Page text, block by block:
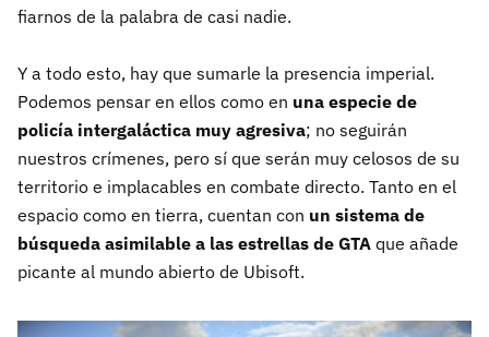
fiarnos de la palabra de casi nadie.
Y a todo esto, hay que sumarle la presencia imperial.
Podemos pensar en ellos como en una especie de
policía intergaláctica muy agresiva; no seguirán
nuestros crímenes, pero sí que serán muy celosos de su
territorio e implacables en combate directo. Tanto en el
espacio como en tierra, cuentan con un sistema de
búsqueda asimilable a las estrellas de GTA que añade
picante al mundo abierto de Ubisoft.